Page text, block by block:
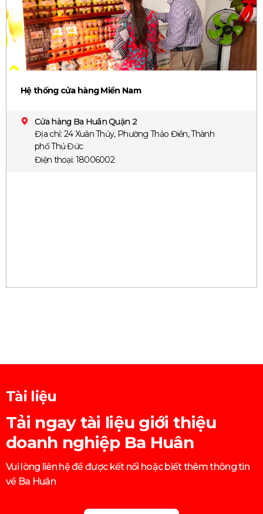
Hệ thống cửa hàng Miền Nam
Cửa hàng Ba Huân Quận 2
Địa chỉ: 24 Xuân Thủy, Phường Thảo Điền, Thành
phố Thủ Đức
Điện thoại: 18006002
Tài liệu
Tải ngay tài liệu giới thiệu
doanh nghiệp Ba Huân
Vui lòng liên hệ để được kết nối hoặc biết thêm thông tin
về Ba Huân